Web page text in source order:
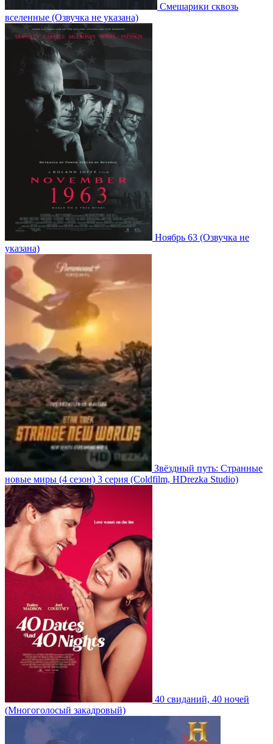
Смешарики сквозь
вселенные (Озвучка не указана)
Ноябрь 63 (Озвучка не
указана)
Звёздный путь: Странные
новые миры (4 сезон) 3 серия (Coldfilm, HDrezka Studio)
40 свиданий, 40 ночей
(Многоголосый закадровый)